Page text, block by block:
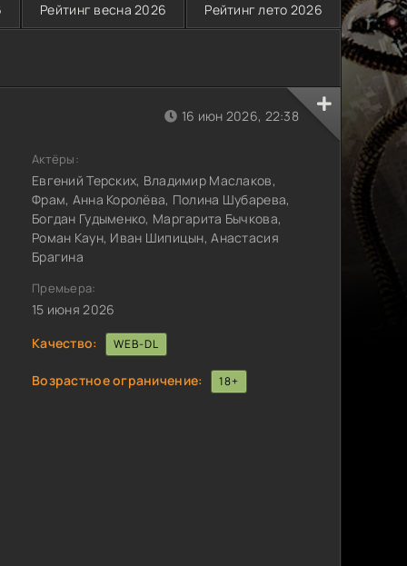
Рейтинг весна 2026 Рейтинг лето 2026
16 июн 2026, 22:38
Актёры:
Евгений Терских, Владимир Маслаков,
Фрам, Анна Королёва, Полина Шубарева,
Богдан Гудыменко, Маргарита Бычкова,
Роман Каун, Иван Шипицын, Анастасия
Брагина
Премьера:
15 июня 2026
Качество:
WEB-DL
Возрастное ограничение: 18+